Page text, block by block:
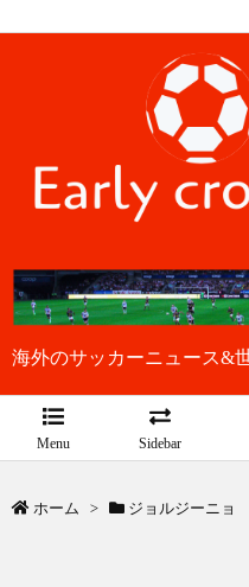
海外のサッカーニュース&
Menu Sidebar
ホーム > ジョルジーニョ